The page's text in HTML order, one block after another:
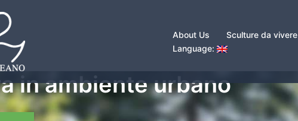
About Us Sculture da vivere
Language:
in ambiente urbano